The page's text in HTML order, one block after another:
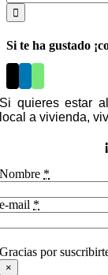
Si te ha gustado
Si quieres estar
local a vivienda,
Nombre *
e-mail *
Gracias por
×